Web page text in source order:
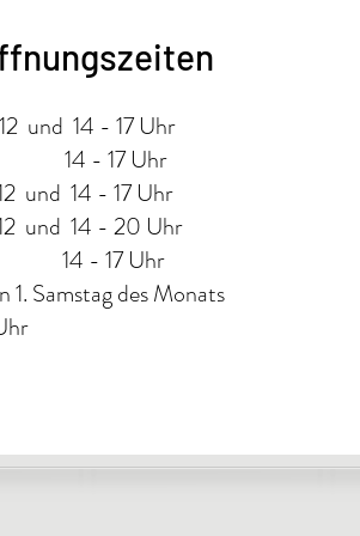
und 14 - 17 Uhr
- 17 Uhr
und 14 - 17 Uhr
und 14 - 20 Uhr
- 17 Uhr
1. Samstag des Monats